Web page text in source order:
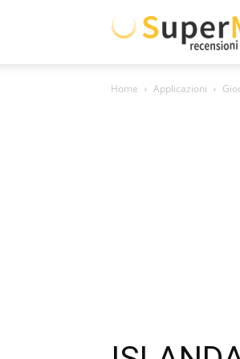
Home Applicazioni